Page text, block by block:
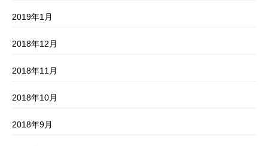
2019年1月
2018年12月
2018年11月
2018年10月
2018年9月